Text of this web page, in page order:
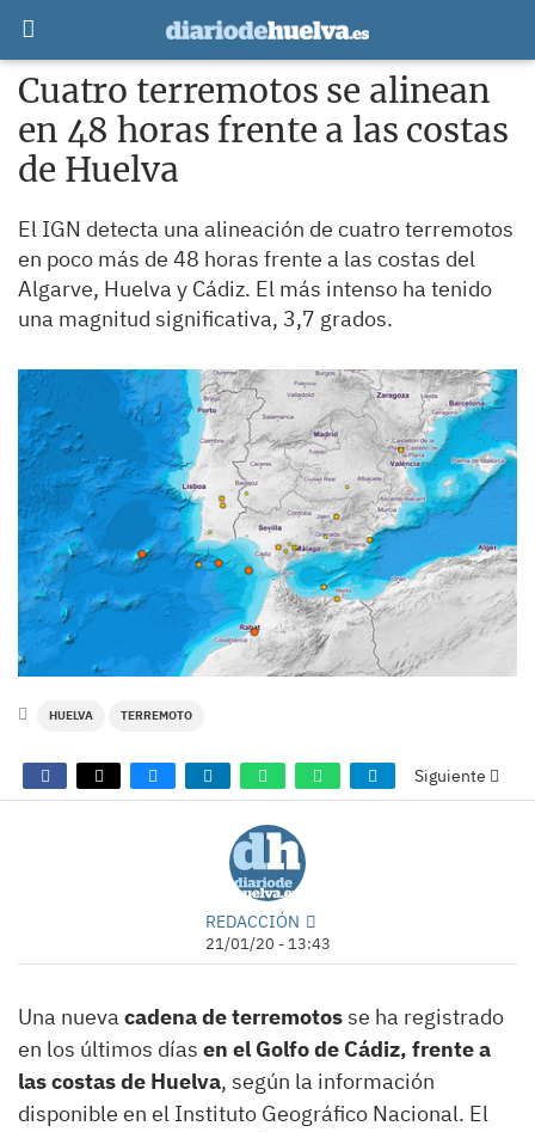
Cuatro terremotos se alinean
en 48 horas frente a las costas
de Huelva
El IGN detecta una alineación de cuatro terremotos
en poco más de 48 horas frente a las costas del
Algarve, Huelva y Cádiz. El más intenso ha tenido
una magnitud significativa, 3,7 grados.
HUELVA TERREMOTO
Siguiente
REDACCIÓN
21/01/20 - 13:43
Una nueva cadena de terremotosse ha registrado
en los últimos días en el Golfo de Cádiz, frente a
las costas de Huelva, según la información
disponible en el Instituto Geográfico Nacional. El